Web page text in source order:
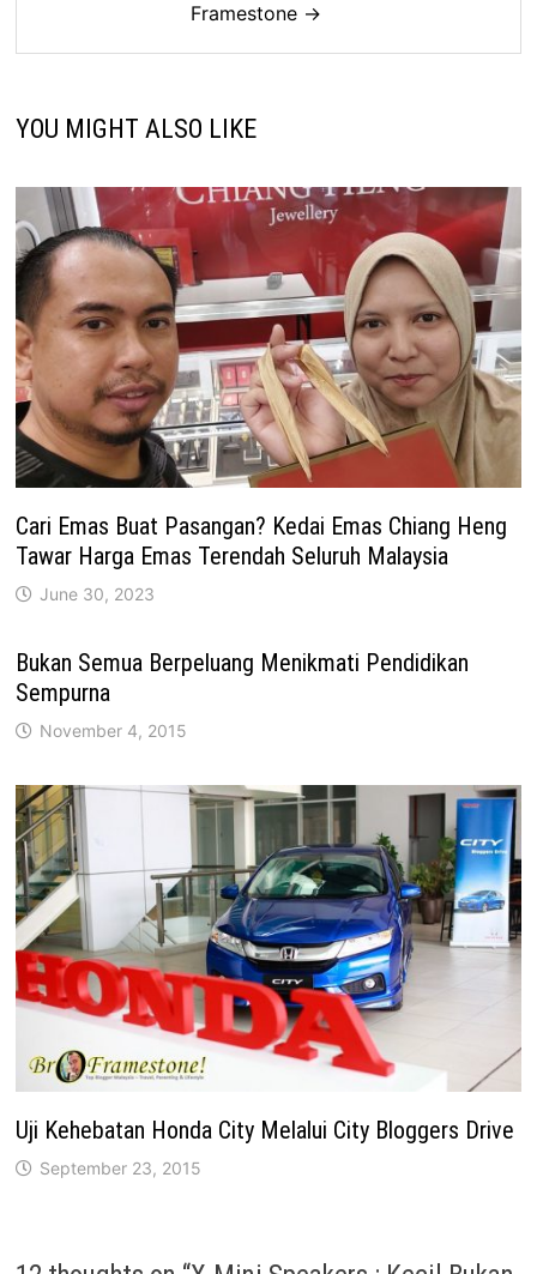
Framestone →
YOU MIGHT ALSO LIKE
Cari Emas Buat Pasangan? Kedai Emas Chiang Heng
Tawar Harga Emas Terendah Seluruh Malaysia
June 30, 2023
Bukan Semua Berpeluang Menikmati Pendidikan
Sempurna
November 4, 2015
Uji Kehebatan Honda City Melalui City Bloggers Drive
September 23, 2015